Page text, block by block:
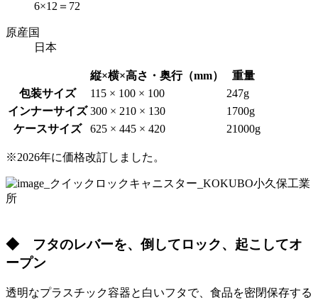
6×12＝72
原産国
日本
縦×横×高さ・奥行（mm）
重量
包装サイズ
115 × 100 × 100
247g
インナーサイズ 300 × 210 × 130
1700g
ケースサイズ
625 × 445 × 420 21000g
※2026年に価格改訂しました。
◆ フタのレバーを、倒してロック、起こしてオ
ープン
透明なプラスチック容器と白いフタで、食品を密閉保存する